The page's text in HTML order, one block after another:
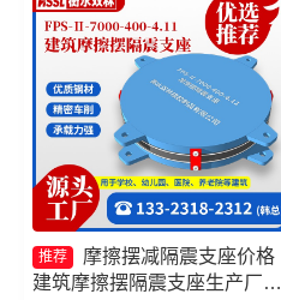
推荐
摩擦摆减隔震支座价格
建筑摩擦摆隔震支座生产厂家